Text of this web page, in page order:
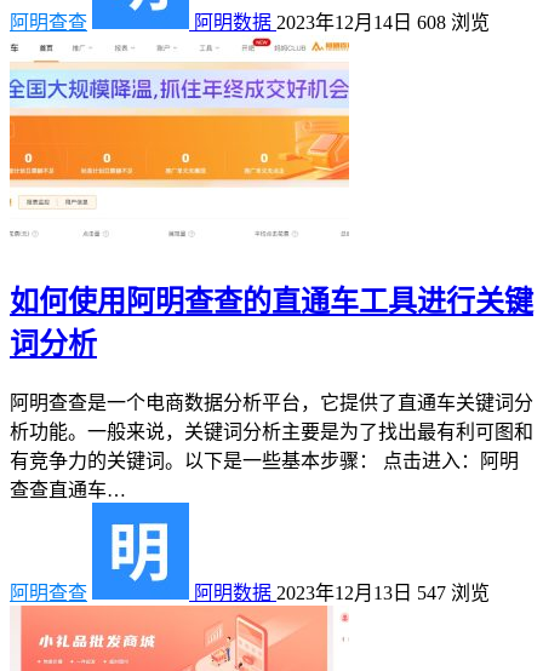
阿明查查 阿明数据 2023年12月14日 608 浏览
如何使用阿明查查的直通车工具进行关键
词分析
阿明查查是一个电商数据分析平台，它提供了直通车关键词分
析功能。一般来说，关键词分析主要是为了找出最有利可图和
有竞争力的关键词。以下是一些基本步骤： 点击进入：阿明
查查直通车…
阿明查查 阿明数据 2023年12月13日 547 浏览